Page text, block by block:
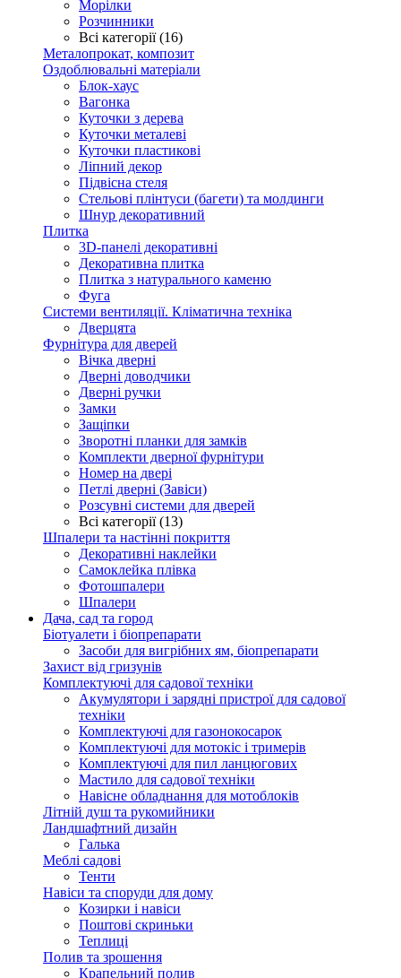
Морілки
Розчинники
Всі категорії (16)
Металопрокат, композит
Оздоблювальні матеріали
Блок-хаус
Вагонка
Куточки з дерева
Куточки металеві
Куточки пластикові
Ліпний декор
Підвісна стеля
Стельові плінтуси (багети) та молдинги
Шнур декоративний
Плитка
3D-панелі декоративні
Декоративна плитка
Плитка з натурального каменю
Фуга
Системи вентиляції. Кліматична техніка
Дверцята
Фурнітура для дверей
Вічка дверні
Дверні доводчики
Дверні ручки
Замки
Защіпки
Зворотні планки для замків
Комплекти дверної фурнітури
Номер на двері
Петлі дверні (Завіси)
Розсувні системи для дверей
Всі категорії (13)
Шпалери та настінні покриття
Декоративні наклейки
Самоклейка плівка
Фотошпалери
Шпалери
Дача, сад та город
Біотуалети і біопрепарати
Засоби для вигрібних ям, біопрепарати
Захист від гризунів
Комплектуючі для садової техніки
Акумулятори і зарядні пристрої для садової
техніки
Комплектуючі для газонокосарок
Комплектуючі для мотокіс і тримерів
Комплектуючі для пил ланцюгових
Мастило для садової техніки
Навісне обладнання для мотоблоків
Літній душ та рукомийники
Ландшафтний дизайн
Галька
Меблі садові
Тенти
Навіси та споруди для дому
Козирки і навіси
Поштові скриньки
Теплиці
Полив та зрошення
Крапельний полив